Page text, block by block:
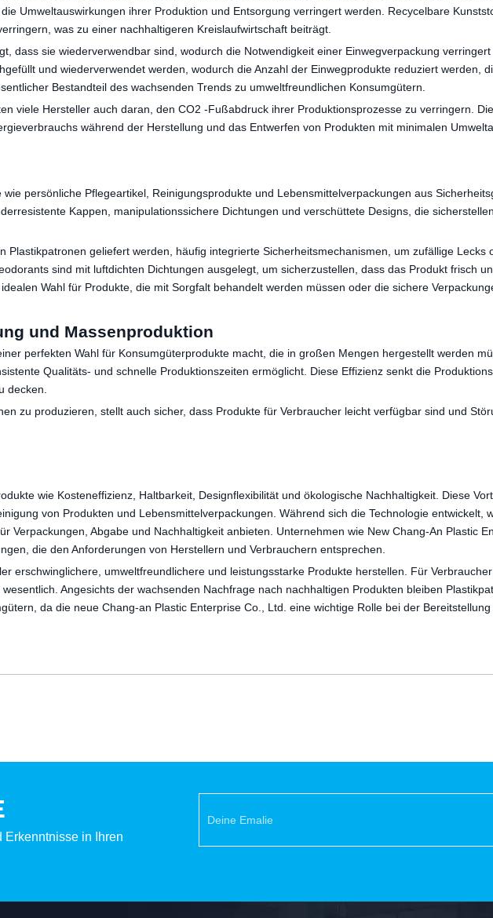
Umweltauswirkungen ihrer Produktion und Entsorgung verringert werden. Recycelbare
was zu einer nachhaltigeren Kreislaufwirtschaft beiträgt.
dass sie wiederverwendbar sind, wodurch die Notwendigkeit einer Einwegverpackung
und wiederverwendet werden, wodurch die Anzahl der Einwegprodukte reduziert werden,
Bestandteil des wachsenden Trends zu umweltfreundlichen Konsumgütern.
viele Hersteller auch daran, den CO2 -Fußabdruck ihrer Produktionsprozesse zu verringern.
während der Herstellung und das Entwerfen von Produkten mit minimalen
persönliche Pflegeartikel, Reinigungsprodukte und Lebensmittelverpackungen aus
Kappen, manipulationssichere Dichtungen und verschüttete Designs, die
Plastikpatronen geliefert werden, häufig integrierte Sicherheitsmechanismen, um zufällige Lecks
sind mit luftdichten Dichtungen ausgelegt, um sicherzustellen, dass das Produkt frisch
Wahl für Produkte, die mit Sorgfalt behandelt werden müssen oder die sichere
und Massenproduktion
perfekten Wahl für Konsumgüterprodukte macht, die in großen Mengen hergestellt werden
Qualitäts- und schnelle Produktionszeiten ermöglicht. Diese Effizienz senkt die
decken.
zu produzieren, stellt auch sicher, dass Produkte für Verbraucher leicht verfügbar sind und
wie Kosteneffizienz, Haltbarkeit, Designflexibilität und ökologische Nachhaltigkeit. Diese
von Produkten und Lebensmittelverpackungen. Während sich die Technologie entwickelt,
Verpackungen, Abgabe und Nachhaltigkeit anbieten. Unternehmen wie New Chang-An Plastic
die den Anforderungen von Herstellern und Verbrauchern entsprechen.
erschwinglichere, umweltfreundlichere und leistungsstarke Produkte herstellen. Für
Angesichts der wachsenden Nachfrage nach nachhaltigen Produkten bleiben
da die neue Chang-an Plastic Enterprise Co., Ltd. eine wichtige Rolle bei der
Erkenntnisse in Ihren